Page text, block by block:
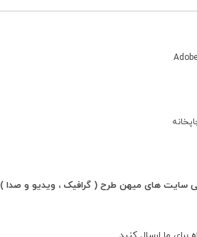
سایت های میهن طرح ( گرافیک ، ویدیو و صدا )